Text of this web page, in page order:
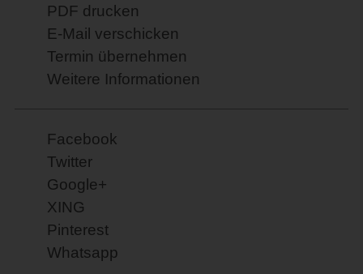
PDF drucken
E-Mail verschicken
Termin übernehmen
Weitere Informationen
Facebook
Twitter
Google+
XING
Pinterest
Whatsapp